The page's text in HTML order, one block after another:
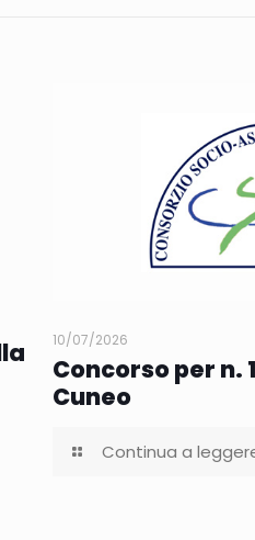
10/07/2026
Concorso per n.
Cuneo
Continua a